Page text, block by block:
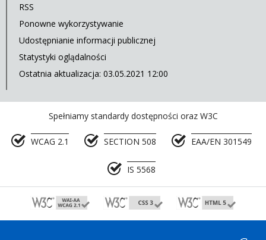
RSS
Ponowne wykorzystywanie
Udostępnianie informacji publicznej
Statystyki oglądalności
Ostatnia aktualizacja: 03.05.2021 12:00
Spełniamy standardy dostępności oraz W3C
WCAG 2.1 SECTION 508 EAA/EN 301549
IS 5568